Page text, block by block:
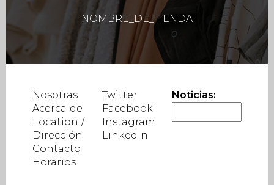
NOMBRE_DE_TIENDA
Nosotras
Acerca de
Location /
Dirección
Contacto
Horarios
Twitter
Facebook
Instagram
LinkedIn
Noticias: